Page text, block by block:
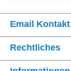
Email Kontakt
Rechtliches